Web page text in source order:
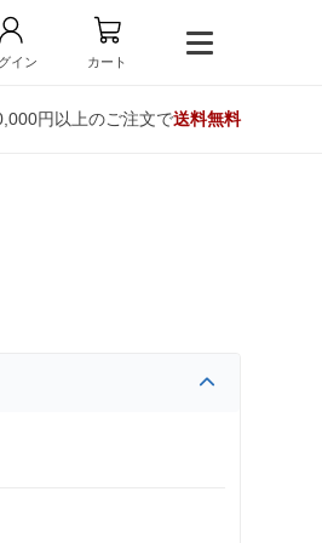
イン カート
円以上のご注文で送料無料